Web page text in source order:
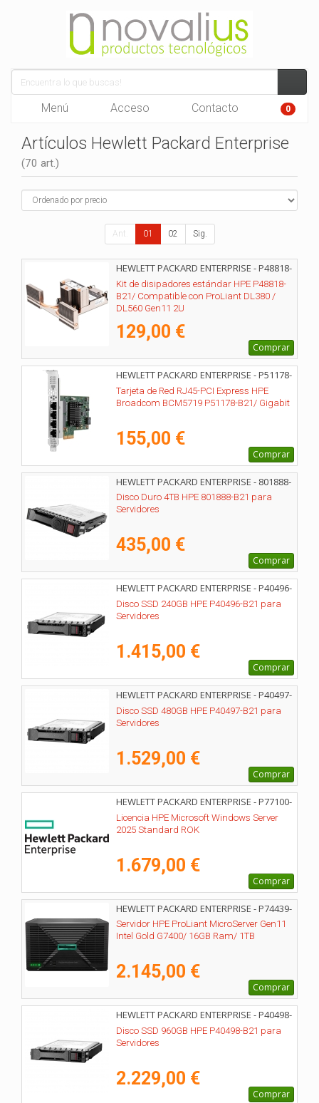
Menú Acceso Contacto 0
Artículos Hewlett Packard Enterprise
(70 art.)
Ant. 01 02 Sig.
HEWLETT PACKARD ENTERPRISE - P48818-
B21
Kit de disipadores estándar HPE P48818-
B21/ Compatible con ProLiant DL380 /
DL560 Gen11 2U
129,00 €
Comprar
HEWLETT PACKARD ENTERPRISE - P51178-
B21
Tarjeta de Red RJ45-PCI Express HPE
Broadcom BCM5719 P51178-B21/ Gigabit
155,00 €
Comprar
HEWLETT PACKARD ENTERPRISE - 801888-
B21
Disco Duro 4TB HPE 801888-B21 para
Servidores
435,00 €
Comprar
HEWLETT PACKARD ENTERPRISE - P40496-
B21
Disco SSD 240GB HPE P40496-B21 para
Servidores
1.415,00 €
Comprar
HEWLETT PACKARD ENTERPRISE - P40497-
B21
Disco SSD 480GB HPE P40497-B21 para
Servidores
1.529,00 €
Comprar
HEWLETT PACKARD ENTERPRISE - P77100-
A21
Licencia HPE Microsoft Windows Server
2025 Standard ROK
1.679,00 €
Comprar
HEWLETT PACKARD ENTERPRISE - P74439-
425
Servidor HPE ProLiant MicroServer Gen11
Intel Gold G7400/ 16GB Ram/ 1TB
2.145,00 €
Comprar
HEWLETT PACKARD ENTERPRISE - P40498-
B21
Disco SSD 960GB HPE P40498-B21 para
Servidores
2.229,00 €
Comprar